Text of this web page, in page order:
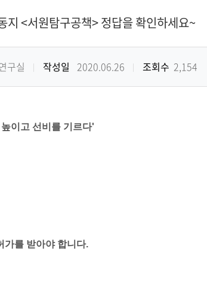
지 <서원탐구공책> 정답을 확인하세요~
구실 작성일 2020.06.26 조회수 2,154
이고 선비를 기르다'
가를 받아야 합니다.